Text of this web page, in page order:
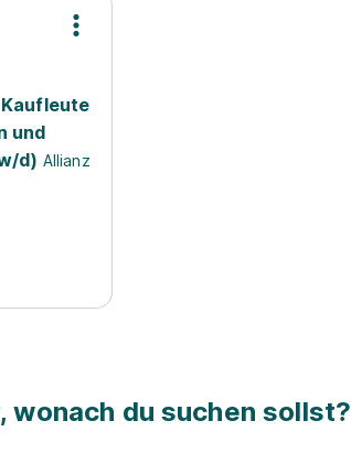
und
d) Allianz
wonach du suchen sollst?